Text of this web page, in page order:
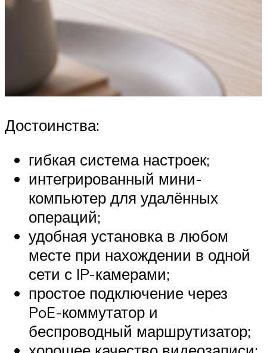
Достоинства:
гибкая система настроек;
интегрированный мини-
компьютер для удалённых
операций;
удобная установка в любом
месте при нахождении в одной
сети с IP-камерами;
простое подключение через
PoE-коммутатор и
беспроводный маршрутизатор;